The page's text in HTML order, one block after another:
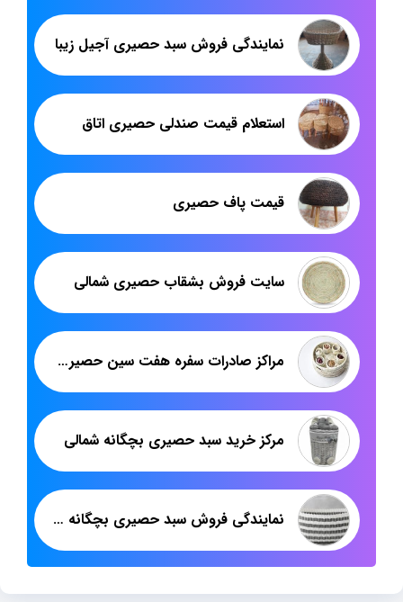
نمایندگی فروش سبد حصیری آجیل زیبا
استعلام قیمت صندلی حصیری اتاق
قیمت پاف حصیری
سایت فروش بشقاب حصیری شمالی
مراکز صادرات سفره هفت سین حصیری با قیمتی استثنایی
مرکز خرید سبد حصیری بچگانه شمالی
نمایندگی فروش سبد حصیری بچگانه پلاستیکی